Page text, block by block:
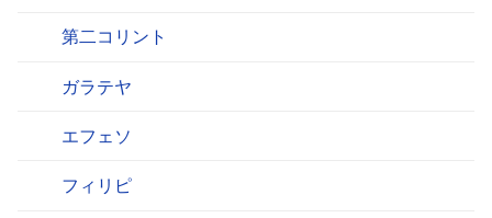
第二コリント
ガラテヤ
エフェソ
フィリピ